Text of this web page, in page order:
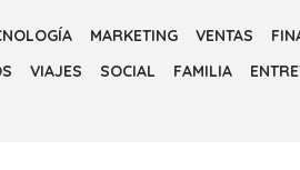
MARKETING VENTAS
VIAJES SOCIAL FAMILIA